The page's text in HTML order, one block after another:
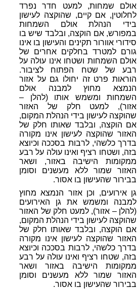
אולם שמחות, למעט חדר נפרד
לחלוטין, אם קיים, שהוקצה לעישון
בידי הנהלת אולם השמחות
במפורש, אם הוקצה, ובלבד שיש בו
סידורי אוורור תקינים והעישון בו אינו
גורם למטרד בחלקים אחרים של
אולם השמחות ושטחו אינו עולה על
רבע של שטח הפתוח לציבור.
הוראות פרט זה יחולו גם על אזור
הנמצא מחוץ למבנה אולם
השמחות ומשמש אותו (להלן –
אזור), למעט חלק של האזור
שהוקצה לעישון בידי הנהלת המקום,
אם הוקצה, ובלבד שאותו חלק של
האזור שהוקצה לעישון אינו מקורה
בדרך כלשהי, לרבות בסככה וכיוצא
בזה, ושטחו רציף ואינו עולה על רבע
ממקומות הישיבה באזור, ושאר
האזור שמור ללא מעשנים וסומן
בבירור שהעישון בו אסור.
גן אירועים, וכן אזור הנמצא מחוץ
למבנה ומשמש את גן האירועים
(להלן – אזור), למעט חלק של האזור
שהוקצה לעישון בידי הנהלת המקום,
אם הוקצה, ובלבד שאותו חלק של
האזור שהוקצה לעישון אינו מקורה
בדרך כלשהי, לרבות בסככה וכיוצא
בזה, שטחו רציף ואינו עולה על רבע
ממקומות הישיבה באזור ושאר
האזור שמור ללא מעשנים וסומן
בבירור שהעישון בו אסור.